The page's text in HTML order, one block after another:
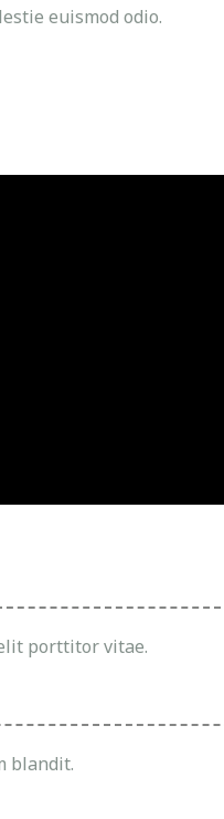
euismod odio.
porttitor vitae.
blandit.